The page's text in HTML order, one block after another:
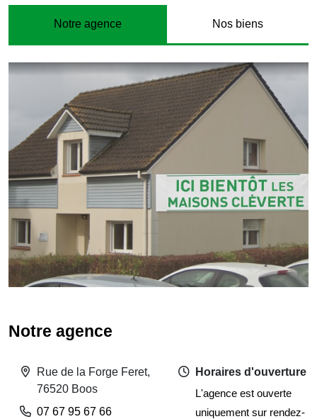
Notre agence Nos biens
Notre agence
Rue de la Forge Feret,
76520 Boos
07 67 95 67 66
Horaires d'ouverture
L'agence est ouverte
uniquement sur rendez-